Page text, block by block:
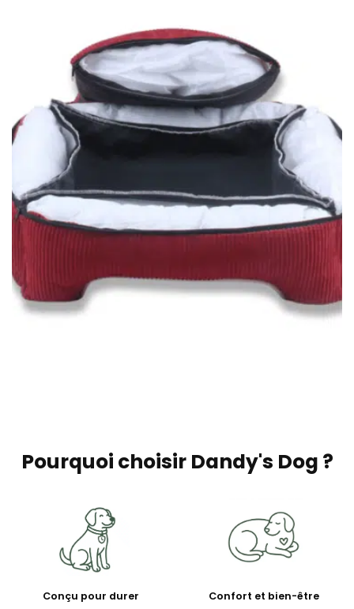
Pourquoi choisir Dandy's Dog ?
Conçu pour durer
Confort et bien-être